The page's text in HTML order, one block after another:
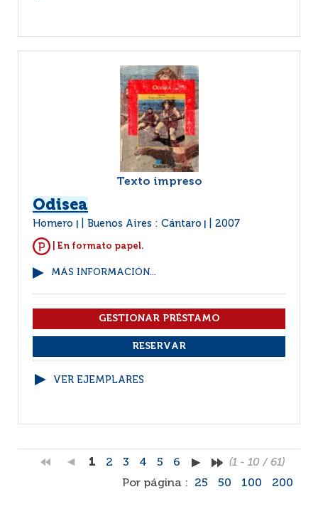
Texto impreso
Odisea
Homero Buenos Aires : Cántaro 2007
| En formato papel.
MÁS INFORMACIÓN...
VER EJEMPLARES
1 2 3 4 5 6
(1 - 10 / 61)
Por página :
25 50 100 200